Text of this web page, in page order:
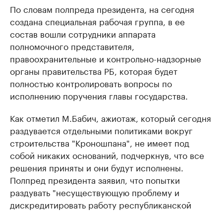
По словам полпреда президента, на сегодня
создана специальная рабочая группа, в ее
состав вошли сотрудники аппарата
полномочного представителя,
правоохранительные и контрольно-надзорные
органы правительства РБ, которая будет
полностью контролировать вопросы по
исполнению поручения главы государства.
Как отметил М.Бабич, ажиотаж, который сегодня
раздувается отдельными политиками вокруг
строительства "Кроношпана", не имеет под
собой никаких оснований, подчеркнув, что все
решения приняты и они будут исполнены.
Полпред президента заявил, что попытки
раздувать "несуществующую проблему и
дискредитировать работу республиканской